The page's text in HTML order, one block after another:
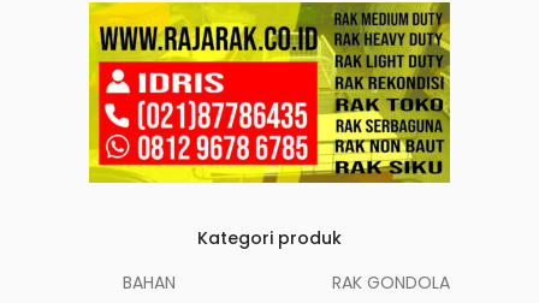
Kategori produk
BAHAN
RAK GONDOLA